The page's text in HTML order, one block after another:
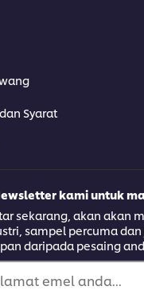
Syarat
kami untuk
sekarang, akan akan
sampel percuma
daripada pesaing
emel anda...